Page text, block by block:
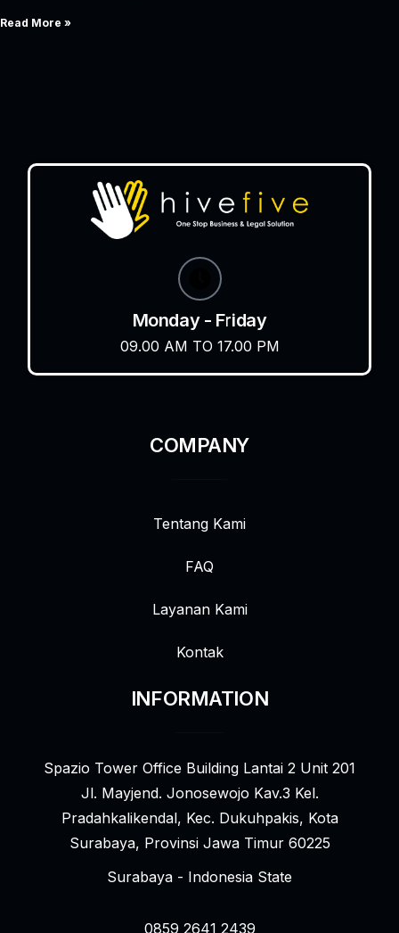
Read More »
Monday - Friday
09.00 AM TO 17.00 PM
COMPANY
Tentang Kami
FAQ
Layanan Kami
Kontak
INFORMATION
Spazio Tower Office Building Lantai 2 Unit 201
Jl. Mayjend. Jonosewojo Kav.3 Kel.
Pradahkalikendal, Kec. Dukuhpakis, Kota
Surabaya, Provinsi Jawa Timur 60225
Surabaya - Indonesia State
0859 2641 2439